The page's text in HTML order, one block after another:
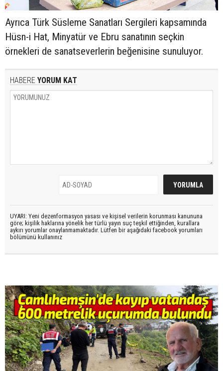
Ayrıca Türk Süsleme Sanatları Sergileri kapsamında
Hüsn-i Hat, Minyatür ve Ebru sanatının seçkin
örnekleri de sanatseverlerin beğenisine sunuluyor.
HABERE YORUM KAT
UYARI: Yeni dezenformasyon yasası ve kişisel verilerin korunması kanununa
göre; kişilik haklarına yönelik her türlü yayın suç teşkil ettiğinden, kurallara
aykırı yorumlar onaylanmamaktadır. Lütfen bir aşağıdaki facebook yorumları
bölümünü kullanınız